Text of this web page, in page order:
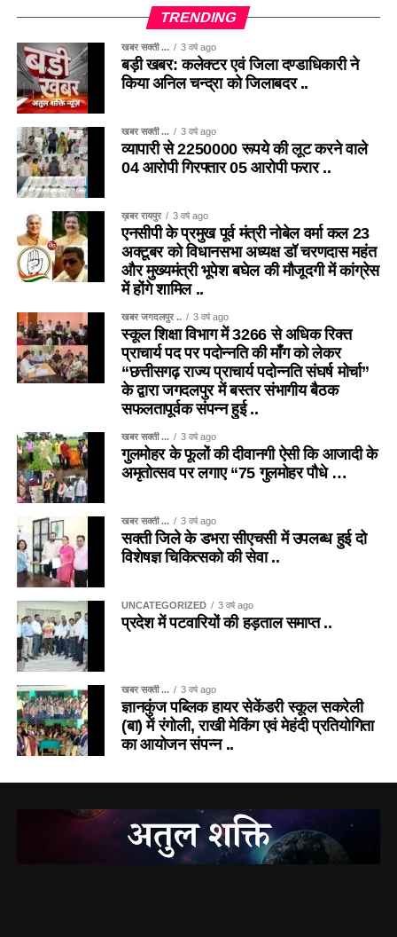
TRENDING
खबर सक्ती ... 3 वर्ष ago
बड़ी खबर: कलेक्टर एवं जिला दण्डाधिकारी ने
किया अनिल चन्द्रा को जिलाबदर ..
खबर सक्ती ... 3 वर्ष ago
व्यापारी से 2250000 रूपये की लूट करने वाले
04 आरोपी गिरफ्तार 05 आरोपी फरार ..
ख़बर रायपुर 3 वर्ष ago
एनसीपी के प्रमुख पूर्व मंत्री नोबेल वर्मा कल 23
अक्टूबर को विधानसभा अध्यक्ष डॉ चरणदास महंत
और मुख्यमंत्री भूपेश बघेल की मौजूदगी में कांग्रेस
में होंगे शामिल ..
खबर जगदलपुर .. 3 वर्ष ago
स्कूल शिक्षा विभाग में 3266 से अधिक रिक्त
प्राचार्य पद पर पदोन्नति की माँग को लेकर
“छत्तीसगढ़ राज्य प्राचार्य पदोन्नति संघर्ष मोर्चा”
के द्वारा जगदलपुर में बस्तर संभागीय बैठक
सफलतापूर्वक संपन्न हुई ..
खबर सक्ती ... 3 वर्ष ago
गुलमोहर के फूलों की दीवानगी ऐसी कि आजादी के
अमृतोत्सव पर लगाए “75 गुलमोहर पौधे …
खबर सक्ती ... 3 वर्ष ago
सक्ती जिले के डभरा सीएचसी में उपलब्ध हुई दो
विशेषज्ञ चिकित्सको की सेवा ..
UNCATEGORIZED 3 वर्ष ago
प्रदेश में पटवारियों की हड़ताल समाप्त ..
खबर सक्ती ... 3 वर्ष ago
ज्ञानकुंज पब्लिक हायर सेकेंडरी स्कूल सकरेली
(बा) में रंगोली, राखी मेकिंग एवं मेहंदी प्रतियोगिता
का आयोजन संपन्न ..